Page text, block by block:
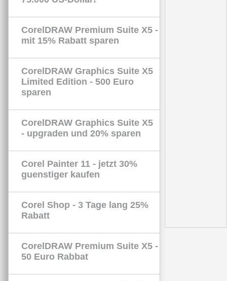
CorelDRAW Premium Suite X5 -
mit 15% Rabatt sparen
CorelDRAW Graphics Suite X5
Limited Edition - 500 Euro
sparen
CorelDRAW Graphics Suite X5
- upgraden und 20% sparen
Corel Painter 11 - jetzt 30%
guenstiger kaufen
Corel Shop - 3 Tage lang 25%
Rabatt
CorelDRAW Premium Suite X5 -
50 Euro Rabbat